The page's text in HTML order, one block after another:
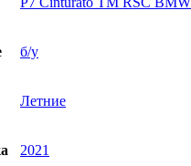
б/у
Летние
2021